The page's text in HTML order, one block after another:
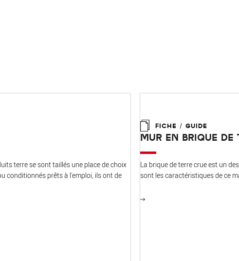
terre se sont taillés une place de choix
conditionnés prêts à l'emploi, ils ont de
FICHE / GUIDE
MUR EN BRIQUE DE
La brique de terre crue est un
sont les caractéristiques de ce